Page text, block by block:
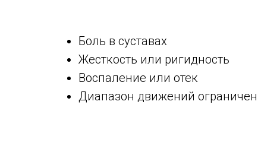
Боль в суставах
Жесткость или ригидность
Воспаление или отек
Диапазон движений ограничен